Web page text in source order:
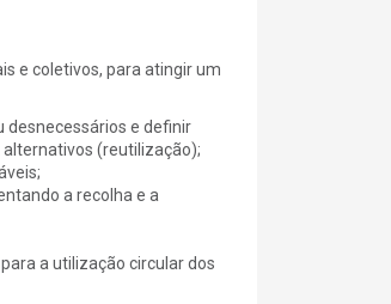
e coletivos, para atingir um
desnecessários e definir
(reutilização);
a recolha e a
a utilização circular dos